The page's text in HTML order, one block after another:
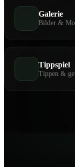
Galerie
Bilder &
Tippspiel
Tippen &